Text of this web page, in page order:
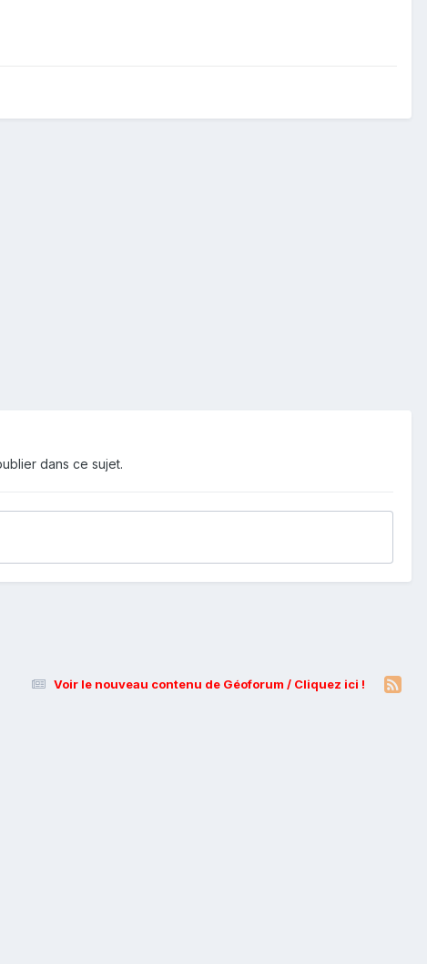
dans ce sujet.
Voir le nouveau contenu de Géoforum / Cliquez ici !